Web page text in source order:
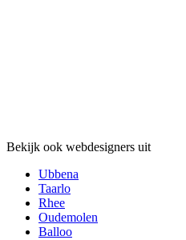
Bekijk ook webdesigners uit
Ubbena
Taarlo
Rhee
Oudemolen
Balloo